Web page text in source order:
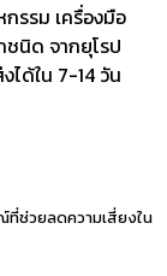
รรม เครื่องมือ
ชนิด จากยุโรป
ด้ใน 7-14 วัน
ที่ช่วยลดความเสี่ยงใน